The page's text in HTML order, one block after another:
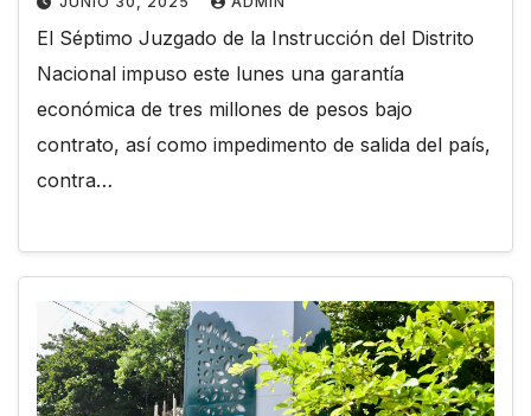
El Séptimo Juzgado de la Instrucción del Distrito
Nacional impuso este lunes una garantía
económica de tres millones de pesos bajo
contrato, así como impedimento de salida del país,
contra…